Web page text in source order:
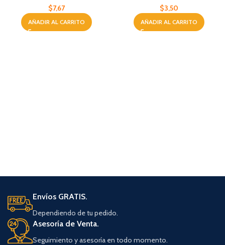
$7,67
AÑADIR AL CARRITO
$3,50
AÑADIR AL CARRITO
Envíos GRATIS.
Dependiendo de tu pedido.
Asesoría de Venta.
Seguimiento y asesoría en todo momento.